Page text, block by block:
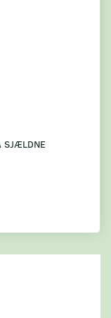
SJÆLDNE